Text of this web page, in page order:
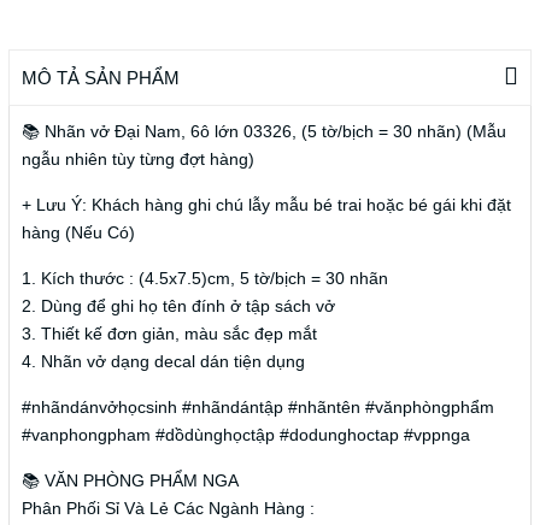
MÔ TẢ SẢN PHẨM
📚 Nhãn vở Đại Nam, 6ô lớn 03326, (5 tờ/bịch = 30 nhãn) (Mẫu
ngẫu nhiên tùy từng đợt hàng)
+ Lưu Ý: Khách hàng ghi chú lẫy mẫu bé trai hoặc bé gái khi đặt
hàng (Nếu Có)
1. Kích thước : (4.5x7.5)cm, 5 tờ/bịch = 30 nhãn
2. Dùng để ghi họ tên đính ở tập sách vở
3. Thiết kế đơn giản, màu sắc đẹp mắt
4. Nhãn vở dạng decal dán tiện dụng
#nhãndánvởhọcsinh #nhãndántập #nhãntên #vănphòngphẩm
#vanphongpham #dồdùnghọctập #dodunghoctap #vppnga
📚 VĂN PHÒNG PHẨM NGA
Phân Phối Sỉ Và Lẻ Các Ngành Hàng :